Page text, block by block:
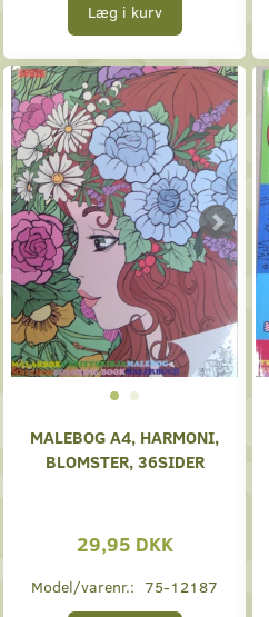
Læg i kurv
MALEBOG A4, HARMONI,
BLOMSTER, 36SIDER
29,95 DKK
Model/varenr.: 75-12187